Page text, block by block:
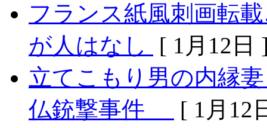
フランス紙風刺画転
が人はなし
[ 1月12日
立てこもり男の内縁
仏銃撃事件
[ 1月12